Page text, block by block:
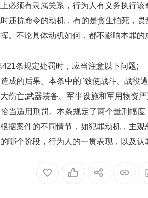
必须有隶属关系，行为人有义务执行该
违抗命令的动机，有的是贪生怕死，畏
。不论具体动机如何，都不影响本罪的
条规定处罚时，应当注意以下问题;
成的后果。本条中的"致使战斗、战役
伤亡;武器装备、军事设施和军用物资
当适用刑罚。本条规定了两个量刑幅
据案件的不同情节，如犯罪动机，主
哪个阶段，行为人的一贯表现，以及认